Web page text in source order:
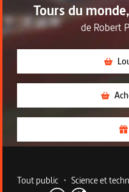
Tours du
de Robert
Metadata du
Tout public • Science et